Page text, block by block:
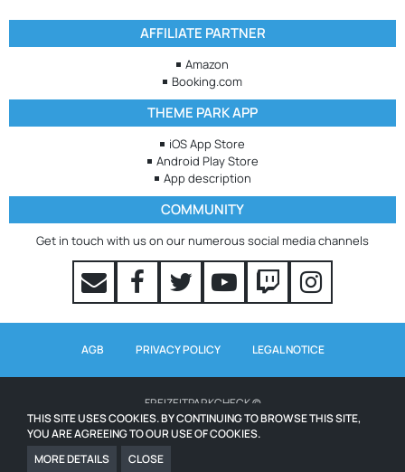
AFFILIATE PARTNER
Amazon
Booking.com
THEME PARK APP
iOS App Store
Android Play Store
App description
COMMUNITY
Get in touch with us on our numerous social media channels
AGB PRIVACY POLICY LEGAL NOTICE
FREIZEITPARKCHECK ©
WAITING TIMES POWERED BY QUEUE-TIMES.COM
ICONS FROM WWW.ICONS8.COM
THIS SITE USES COOKIES. BY CONTINUING TO BROWSE THIS SITE,
YOU ARE AGREEING TO OUR USE OF COOKIES.
MORE DETAILS
CLOSE